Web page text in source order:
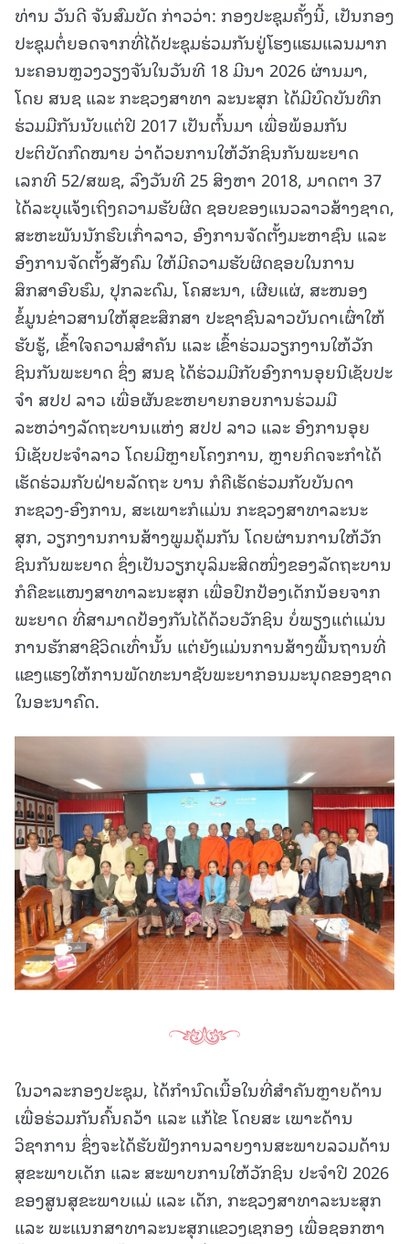
ທ່ານ ວັນດີ ຈັນສົມບັດ ກ່າວວ່າ: ກອງປະຊຸມຄັ້ງນີ້, ເປັນກອງ
ປະຊຸມຕໍ່ຍອດຈາກທີ່ໄດ້ປະຊຸມຮ່ວມກັນຢູ່ໂຮງແຮມແລນມາກ
ນະຄອນຫຼວງວຽງຈັນໃນວັນທີ 18 ມີນາ 2026 ຜ່ານມາ,
ໂດຍ ສນຊ ແລະ ກະຊວງສາທາ ລະນະສຸກ ໄດ້ມີບົດບັນທຶກ
ຮ່ວມມືກັນນັບແຕ່ປີ 2017 ເປັນຕົ້ນມາ ເພື່ອພ້ອມກັນ
ປະຕິບັດກົດໝາຍ ວ່າດ້ວຍການໃຫ້ວັກຊິນກັນພະຍາດ
ເລກທີ 52/ສພຊ, ລົງວັນທີ 25 ສິງຫາ 2018, ມາດຕາ 37
ໄດ້ລະບຸແຈ້ງເຖິງຄວາມຮັບຜິດ ຊອບຂອງແນວລາວສ້າງຊາດ,
ສະຫະພັນນັກຮົບເກົ່າລາວ, ອົງການຈັດຕັ້ງມະຫາຊົນ ແລະ
ອົງການຈັດຕັ້ງສັງຄົມ ໃຫ້ມີຄວາມຮັບຜິດຊອບໃນການ
ສຶກສາອົບຮົມ, ປຸກລະດົມ, ໂຄສະນາ, ເຜີຍແຜ່, ສະໜອງ
ຂໍ້ມູນຂ່າວສານໃຫ້ສຸຂະສຶກສາ ປະຊາຊົນລາວບັນດາເຜົ່າໃຫ້
ຮັບຮູ້, ເຂົ້າໃຈຄວາມສໍາຄັນ ແລະ ເຂົ້າຮ່ວມວຽກງານໃຫ້ວັກ
ຊິນກັນພະຍາດ ຊຶ່ງ ສນຊ ໄດ້ຮ່ວມມືກັບອົງການອຸຍນີເຊັບປະ
ຈໍາ ສປປ ລາວ ເພື່ອຜັນຂະຫຍາຍກອບການຮ່ວມມື
ລະຫວ່າງລັດຖະບານແຫ່ງ ສປປ ລາວ ແລະ ອົງການອຸຍ
ນີເຊັບປະຈໍາລາວ ໂດຍມີຫຼາຍໂຄງການ, ຫຼາຍກິດຈະກໍາໄດ້
ເຮັດຮ່ວມກັບຝ່າຍລັດຖະ ບານ ກໍຄືເຮັດຮ່ວມກັບບັນດາ
ກະຊວງ-ອົງການ, ສະເພາະກໍແມ່ນ ກະຊວງສາທາລະນະ
ສຸກ, ວຽກງານການສ້າງພູມຄຸ້ມກັນ ໂດຍຜ່ານການໃຫ້ວັກ
ຊິນກັນພະຍາດ ຊຶ່ງເປັນວຽກບຸລິມະສິດໜຶ່ງຂອງລັດຖະບານ
ກໍຄືຂະແໜງສາທາລະນະສຸກ ເພື່ອປົກປ້ອງເດັກນ້ອຍຈາກ
ພະຍາດ ທີ່ສາມາດປ້ອງກັນໄດ້ດ້ວຍວັກຊິນ ບໍ່ພຽງແຕ່ແມ່ນ
ການຮັກສາຊີວິດເທົ່ານັ້ນ ແຕ່ຍັງແມ່ນການສ້າງພື້ນຖານທີ່
ແຂງແຮງໃຫ້ການພັດທະນາຊັບພະຍາກອນມະນຸດຂອງຊາດ
ໃນອະນາຄົດ.
ໃນວາລະກອງປະຊຸມ, ໄດ້ກໍານົດເນື້ອໃນທີ່ສໍາຄັນຫຼາຍດ້ານ
ເພື່ອຮ່ວມກັນຄົ້ນຄວ້າ ແລະ ແກ້ໄຂ ໂດຍສະ ເພາະດ້ານ
ວິຊາການ ຊຶ່ງຈະໄດ້ຮັບຟັງການລາຍງານສະພາບລວມດ້ານ
ສຸຂະພາບເດັກ ແລະ ສະພາບການໃຫ້ວັກຊິນ ປະຈໍາປີ 2026
ຂອງສູນສຸຂະພາບແມ່ ແລະ ເດັກ, ກະຊວງສາທາລະນະສຸກ
ແລະ ພະແນກສາທາລະນະສຸກແຂວງເຊກອງ ເພື່ອຊອກຫາ